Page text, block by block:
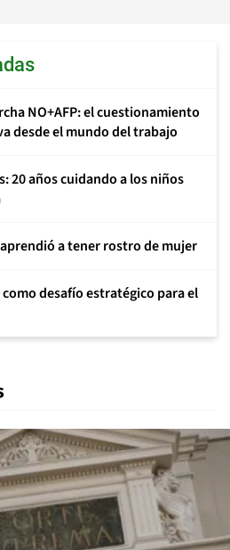
NO+AFP: el cuestionamiento
desde el mundo del trabajo
20 años cuidando a los niños
a tener rostro de mujer
desafío estratégico para el